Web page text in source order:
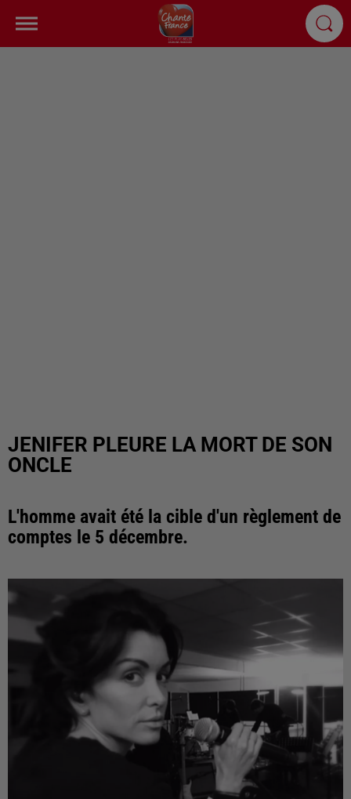
JENIFER PLEURE LA MORT DE SON
ONCLE
L'homme avait été la cible d'un règlement de
comptes le 5 décembre.